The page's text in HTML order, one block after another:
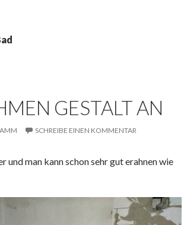
GESTALT AN
SCHREIBE EINEN KOMMENTAR
und man kann schon sehr gut erahnen wie